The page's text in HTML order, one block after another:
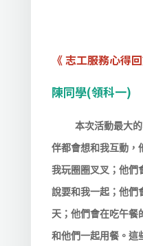
《 志工服務心得回
陳同學(領科一)
本次活動最大
伴都會想和我互動，
我玩圈圈叉叉；他們
說要和我一起；他們
天；他們會在吃午餐
和他們一起用餐。這